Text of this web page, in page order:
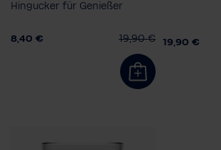
Prickelnd
Still
Hingucker für Genießer
8,40 € 19,90 € 19,90 €